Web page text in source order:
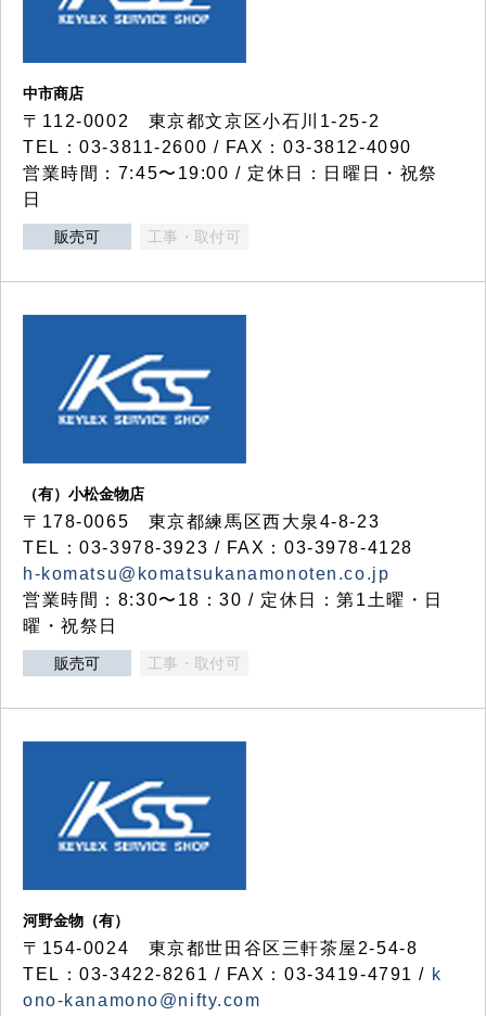
中市商店
〒112-0002 東京都文京区小石川1-25-2
TEL：03-3811-2600 / FAX：03-3812-4090
営業時間：7:45〜19:00 / 定休日：日曜日・祝祭
日
販売可 工事・取付可
（有）小松金物店
〒178-0065 東京都練馬区西大泉4-8-23
TEL：03-3978-3923 / FAX：03-3978-4128
h-komatsu@komatsukanamonoten.co.jp
営業時間：8:30〜18：30 / 定休日：第1土曜・日
曜・祝祭日
販売可 工事・取付可
河野金物（有）
〒154-0024 東京都世田谷区三軒茶屋2-54-8
TEL：03-3422-8261 / FAX：03-3419-4791 / k
ono-kanamono@nifty.com